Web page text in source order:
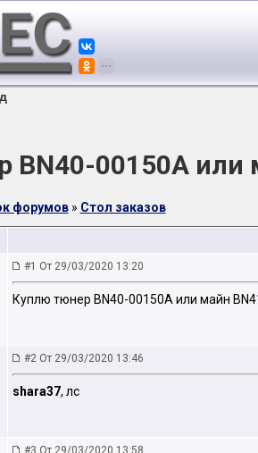
BN40-00150A или
форумов» Стол заказов
#1 От 29/03/2020 13:20
Куплю тюнер BN40-00150A или майн
#2 От 29/03/2020 13:46
shara37, лс
#3 От 29/03/2020 13:58